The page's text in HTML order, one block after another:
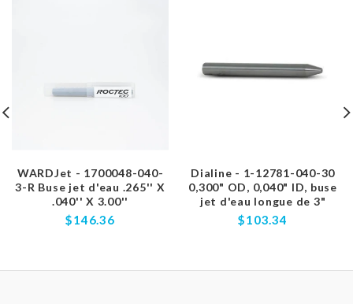
WARDJet - 1700048-040-
3-R Buse jet d'eau .265'' X
.040'' X 3.00''
$146.36
Dialine - 1-12781-040-30
0,300" OD, 0,040" ID, buse
jet d'eau longue de 3"
$103.34